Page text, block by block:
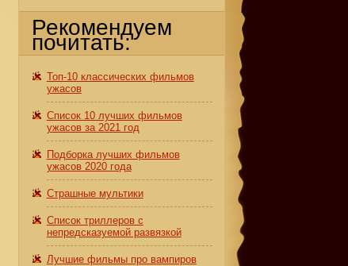
Рекомендуем
почитать:
Топ-10 классических фильмов
ужасов
Список 10 лучших фильмов
ужасов за 2021 год
Подборка лучших фильмов
ужасов 2020 года
Страшные мультики
Список триллеров с
непредсказуемой развязкой
Лучшие фильмы про вампиров